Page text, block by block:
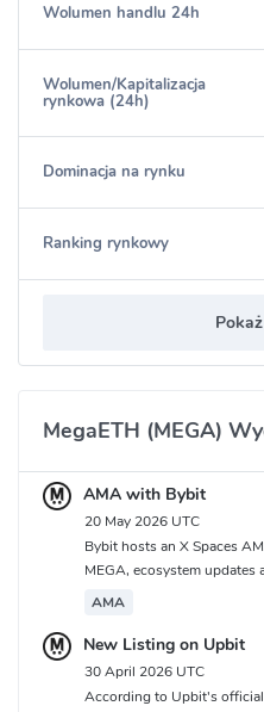
Wolumen handlu 24h
Wolumen/Kapitalizacja
rynkowa (24h)
Dominacja na rynku
Ranking rynkowy
MegaETH (MEGA)
AMA with Bybit
20 May 2026 UTC
Bybit hosts an X Spaces
MEGA, ecosystem updates
AMA
New Listing on Upbit
30 April 2026 UTC
According to Upbit's official